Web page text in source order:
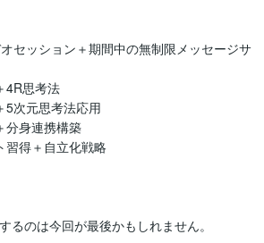
セッション＋期間中の無制限メッセージサ
4R思考法
5次元思考法応用
分身連携構築
習得＋自立化戦略
るのは今回が最後かもしれません。